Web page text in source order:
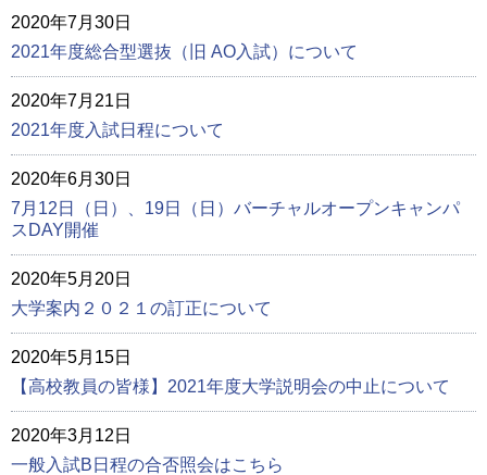
2020年7月30日
2021年度総合型選抜（旧 AO入試）について
2020年7月21日
2021年度入試日程について
2020年6月30日
7月12日（日）、19日（日）バーチャルオープンキャンパ
スDAY開催
2020年5月20日
大学案内２０２１の訂正について
2020年5月15日
【高校教員の皆様】2021年度大学説明会の中止について
2020年3月12日
一般入試B日程の合否照会はこちら